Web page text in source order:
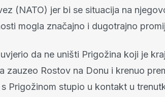
(NATO) jer bi se situacija na
mogla značajno i dugotrajno
da ne uništi Prigožina koji je
zauzeo Rostov na Donu i krenuo
Prigožinom stupio u kontakt u